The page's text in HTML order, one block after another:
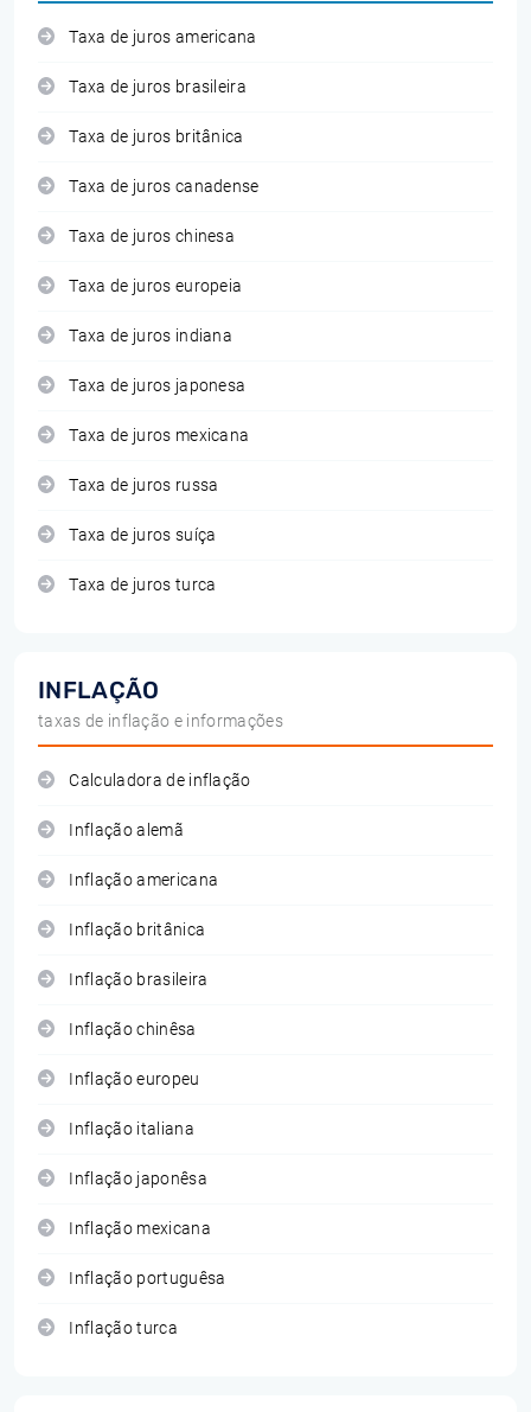
Taxa de juros americana
Taxa de juros brasileira
Taxa de juros britânica
Taxa de juros canadense
Taxa de juros chinesa
Taxa de juros europeia
Taxa de juros indiana
Taxa de juros japonesa
Taxa de juros mexicana
Taxa de juros russa
Taxa de juros suíça
Taxa de juros turca
INFLAÇÃO
taxas de inflação e informações
Calculadora de inflação
Inflação alemã
Inflação americana
Inflação britânica
Inflação brasileira
Inflação chinêsa
Inflação europeu
Inflação italiana
Inflação japonêsa
Inflação mexicana
Inflação portuguêsa
Inflação turca